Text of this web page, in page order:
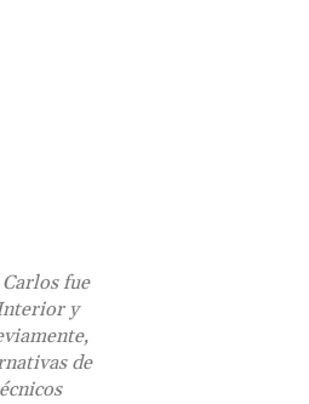
fue
y
de